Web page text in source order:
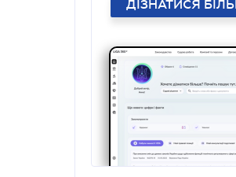
ДІЗНАТИСЯ